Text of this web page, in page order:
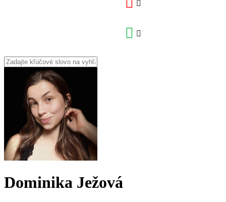
Dominika Ježová